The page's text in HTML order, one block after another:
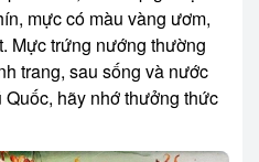
mực có màu vàng ươm,
Mực trứng nướng thường
trang, sau sống và nước
hãy nhớ thưởng thức